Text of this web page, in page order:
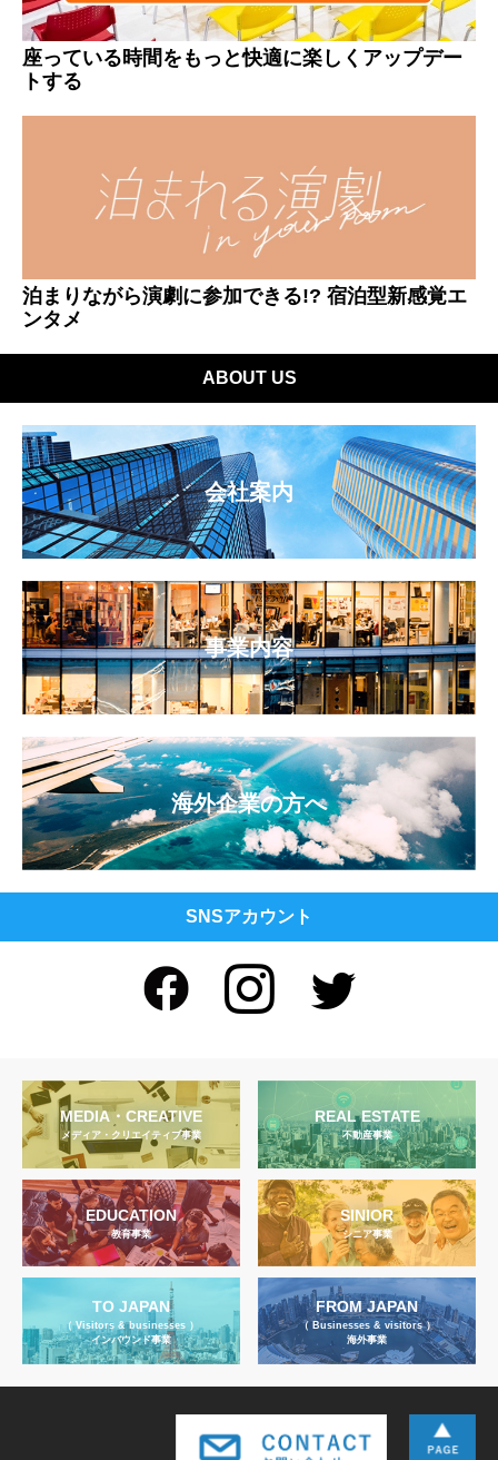
座っている時間をもっと快適に楽しくアップデー
トする
泊まりながら演劇に参加できる!? 宿泊型新感覚エ
ンタメ
ABOUT US
会社案内
事業内容
海外企業の方へ
SNSアカウント
MEDIA・CREATIVE
メディア・クリエイティブ事業
REAL ESTATE
不動産事業
EDUCATION
教育事業
SINIOR
シニア事業
TO JAPAN
（ Visitors & businesses ）
インバウンド事業
FROM JAPAN
（ Businesses & visitors ）
海外事業